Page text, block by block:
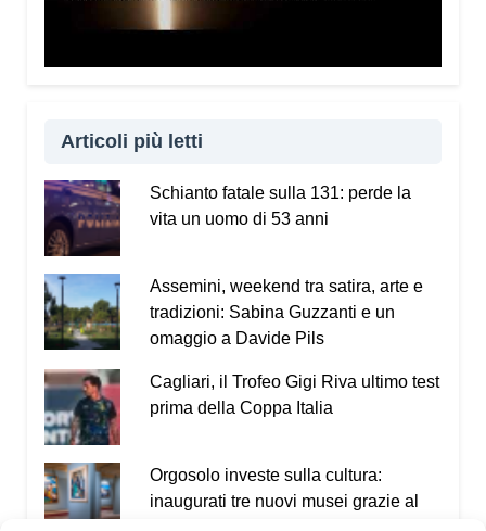
Articoli più letti
Schianto fatale sulla 131: perde la
vita un uomo di 53 anni
Assemini, weekend tra satira, arte e
tradizioni: Sabina Guzzanti e un
omaggio a Davide Pils
Cagliari, il Trofeo Gigi Riva ultimo test
prima della Coppa Italia
Orgosolo investe sulla cultura:
inaugurati tre nuovi musei grazie al